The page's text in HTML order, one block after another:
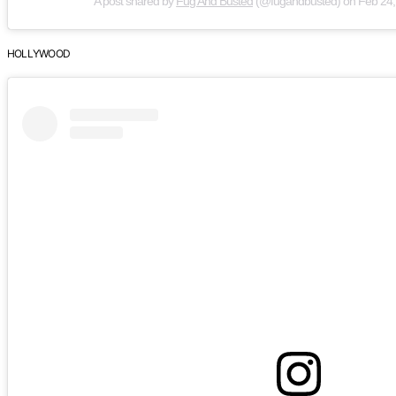
HOLLYWOOD